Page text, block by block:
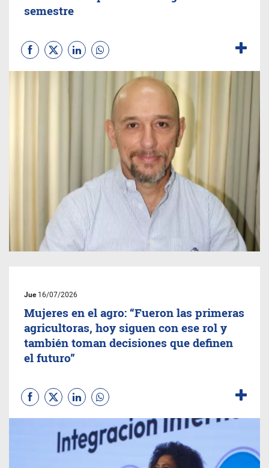
semestre
Jue16/07/2026
Mujeres en el agro: “Fueron las primeras
agricultoras, hoy siguen con ese rol y
también toman decisiones que definen
el futuro”